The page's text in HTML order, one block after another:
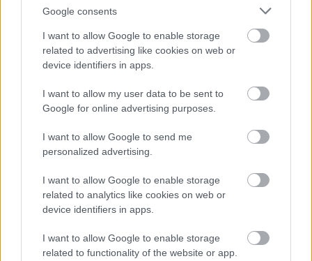
Google consents
I want to allow Google to enable storage
related to advertising like cookies on web or
device identifiers in apps.
I want to allow my user data to be sent to
Google for online advertising purposes.
I want to allow Google to send me
personalized advertising.
I want to allow Google to enable storage
related to analytics like cookies on web or
device identifiers in apps.
I want to allow Google to enable storage
related to functionality of the website or app.